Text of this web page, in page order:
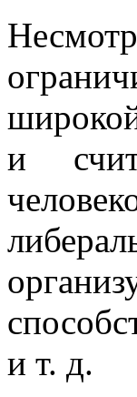
и
и т. д.